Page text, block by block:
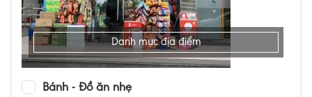
Danh mục địa điểm
Bánh - Đồ ăn nhẹ